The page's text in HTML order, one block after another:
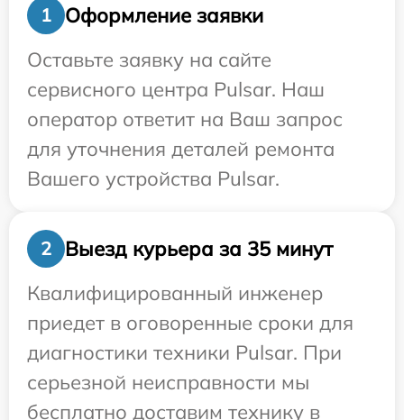
1
Оформление заявки
Оставьте заявку на сайте
сервисного центра Pulsar. Наш
оператор ответит на Ваш запрос
для уточнения деталей ремонта
Вашего устройства Pulsar.
2
Выезд курьера за 35 минут
Квалифицированный инженер
приедет в оговоренные сроки для
диагностики техники Pulsar. При
серьезной неисправности мы
бесплатно доставим технику в